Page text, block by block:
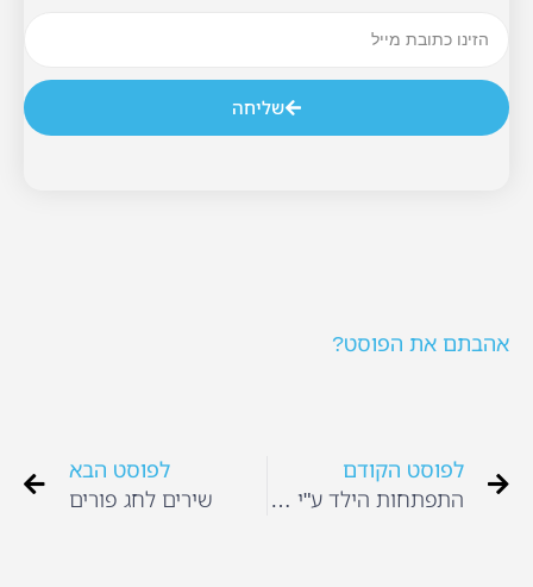
שליחה
אהבתם את הפוסט?
לפוסט הקודם
התפתחות הילד ע"י יצירה וציור
לפוסט הבא
שירים לחג פורים